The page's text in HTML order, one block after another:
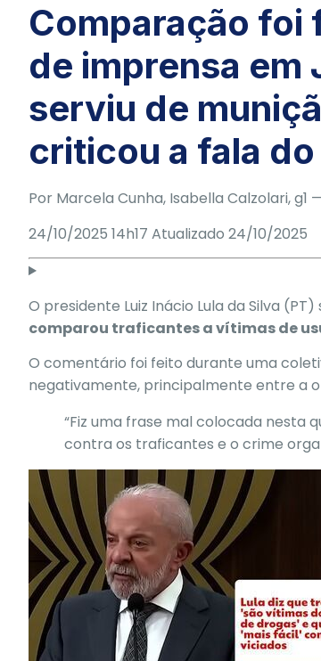
Comparação foi
de imprensa em
serviu de
criticou a fala
Por Marcela Cunha, Isabella Calzolari, g1
24/10/2025 14h17 Atualizado 24/10/2025
O presidente Luiz Inácio Lula da Silva (PT)
comparou traficantes a vítimas de
O comentário foi feito durante uma
negativamente, principalmente entre a
“Fiz uma frase mal colocada nesta
contra os traficantes e o crime